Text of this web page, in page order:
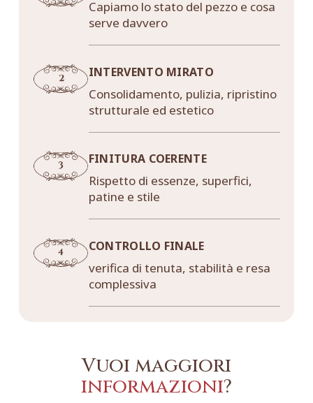
Capiamo lo stato del pezzo e cosa
serve davvero
INTERVENTO MIRATO
Consolidamento, pulizia, ripristino
strutturale ed estetico
FINITURA COERENTE
Rispetto di essenze, superfici,
patine e stile
CONTROLLO FINALE
verifica di tenuta, stabilità e resa
complessiva
Vuoi maggiori
informazioni?